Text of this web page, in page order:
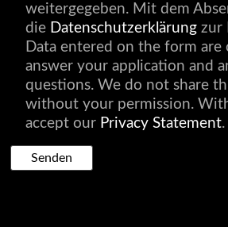
weitergegeben. Mit dem
die Datenschutzerklärung zur
Data entered on the form are
answer your application and
questions. We do not share
without your permission.
accept our Privacy Statement.